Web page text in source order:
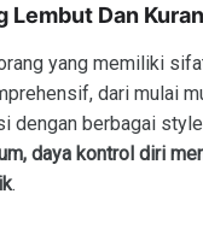
Lembut Dan
yang memiliki
dari mulai
dengan berbagai
daya kontrol diri
.